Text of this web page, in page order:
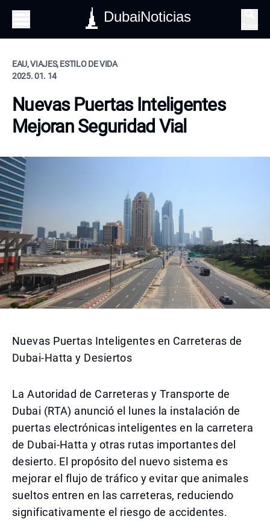
DubaiNoticias
EAU, VIAJES, ESTILO DE VIDA
2025. 01. 14
Nuevas Puertas Inteligentes
Mejoran Seguridad Vial
Nuevas Puertas Inteligentes en Carreteras de
Dubai-Hatta y Desiertos
La Autoridad de Carreteras y Transporte de
Dubai (RTA) anunció el lunes la instalación de
puertas electrónicas inteligentes en la carretera
de Dubai-Hatta y otras rutas importantes del
desierto. El propósito del nuevo sistema es
mejorar el flujo de tráfico y evitar que animales
sueltos entren en las carreteras, reduciendo
significativamente el riesgo de accidentes.